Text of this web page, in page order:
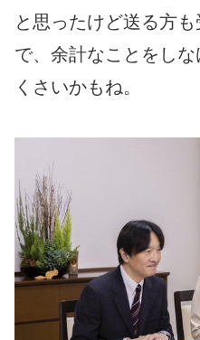
と思ったけど送る方
で、余計なことをし
くさいかもね。